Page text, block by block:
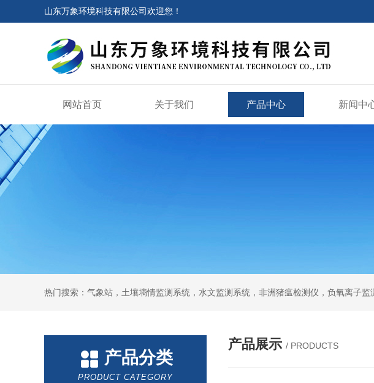
山东万象环境科技有限公司欢迎您！
网站首页 关于我们 产品中心 新闻中
热门搜索：气象站，土壤墒情监测系统，水文监测系统，非洲猪瘟检测仪，负氧离子
产品分类
PRODUCT CATEGORY
产品展示 / PRODUCTS